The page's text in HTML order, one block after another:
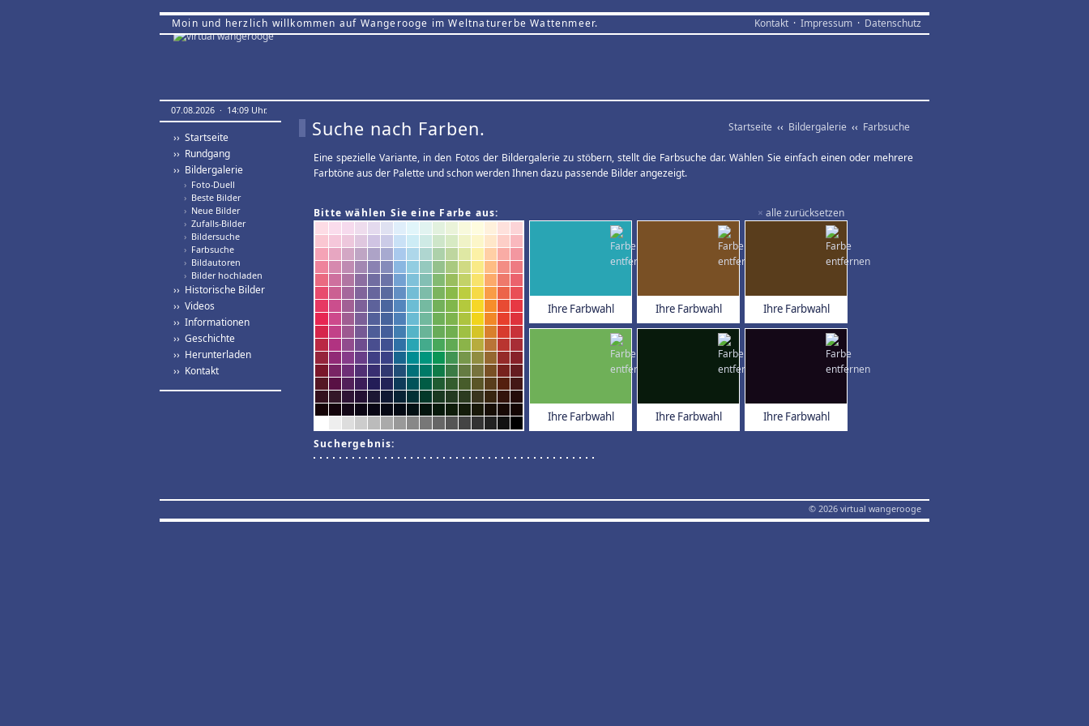
Moin und herzlich willkommen auf Wangerooge im Weltnaturerbe Wattenmeer. Kontakt · Impressum · Datenschutz
07.08.2026 · 14:09 Uhr.
›› Startseite
›› Rundgang
›› Bildergalerie
› Foto-Duell
› Beste Bilder
› Neue Bilder
› Zufalls-Bilder
› Bildersuche
› Farbsuche
› Bildautoren
› Bilder hochladen
›› Historische Bilder
›› Videos
›› Informationen
›› Geschichte
›› Herunterladen
›› Kontakt
Startseite ‹‹ Bildergalerie ‹‹ Farbsuche
Suche nach Farben.
Eine spezielle Variante, in den Fotos der Bildergalerie zu stöbern, stellt die Farbsuche dar. Wählen Sie einfach einen oder mehrere
Farbtöne aus der Palette und schon werden Ihnen dazu passende Bilder angezeigt.
× alle zurücksetzen
Bitte wählen Sie eine Farbe aus:
Ihre Farbwahl Ihre Farbwahl Ihre Farbwahl
Ihre Farbwahl Ihre Farbwahl Ihre Farbwahl
Suchergebnis:
© 2026 virtual wangerooge